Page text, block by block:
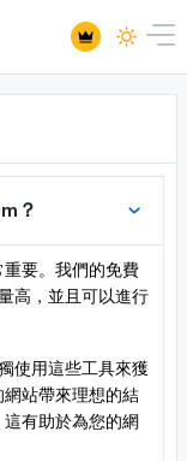
？
要。我們的免費
高，並且可以進行
使用這些工具來獲
站帶來理想的結
有助於為您的網